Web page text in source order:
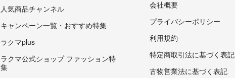
人気商品チャンネル
キャンペーン一覧・おすすめ特集
ラクマplus
ラクマ公式ショップ ファッション特
集
会社概要
プライバシーポリシー
利用規約
特定商取引法に基づく表記
古物営業法に基づく表記